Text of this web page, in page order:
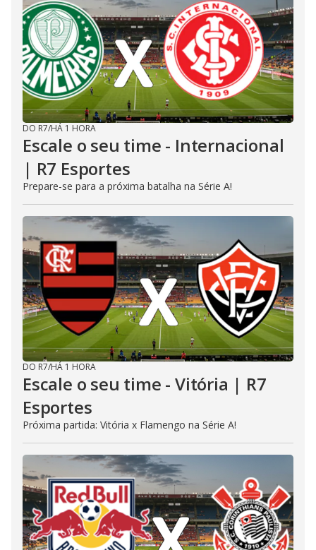
DO R7/HÁ 1 HORA
Escale o seu time - Internacional
| R7 Esportes
Prepare-se para a próxima batalha na Série A!
DO R7/HÁ 1 HORA
Escale o seu time - Vitória | R7
Esportes
Próxima partida: Vitória x Flamengo na Série A!